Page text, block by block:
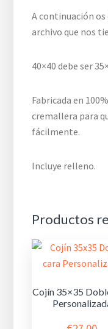
A continuación
archivo que nos
40×40 debe ser
Fabricada en
cremallera para
fácilmente.
Incluye relleno.
Productos
Cojín 35×35